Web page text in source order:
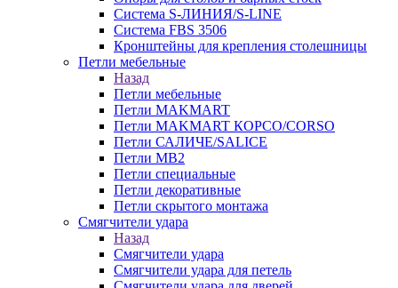
Система S-ЛИНИЯ/S-LINE
Система FBS 3506
Кронштейны для крепления столешницы
Петли мебельные
Назад
Петли мебельные
Петли MAKMART
Петли MAKMART КОРСО/CORSO
Петли САЛИЧЕ/SALICE
Петли MB2
Петли специальные
Петли декоративные
Петли скрытого монтажа
Смягчители удара
Назад
Смягчители удара
Смягчители удара для петель